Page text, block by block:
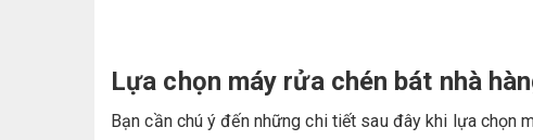
Lựa chọn máy rửa chén bát nhà
Bạn cần chú ý đến những chi tiết sau đây khi lựa chọn